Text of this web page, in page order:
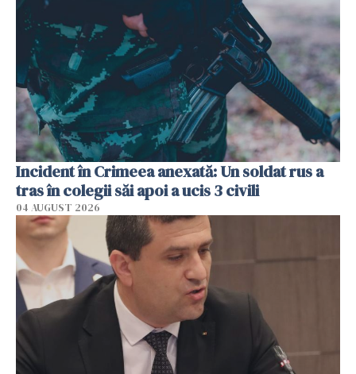
Incident în Crimeea anexată: Un soldat rus a
tras în colegii săi apoi a ucis 3 civili
04 AUGUST 2026